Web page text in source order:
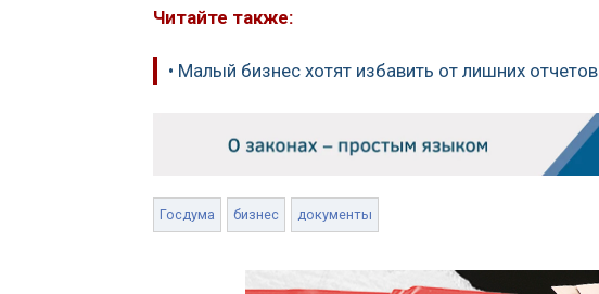
Читайте также:
• Малый бизнес хотят избавить от лишних отчетов
Госдума бизнес документы